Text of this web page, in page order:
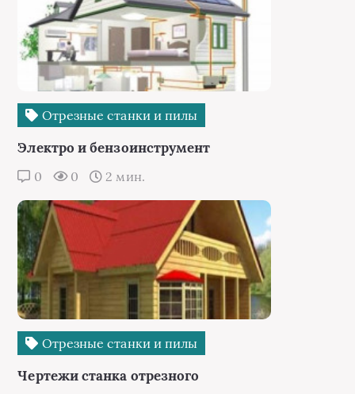
Отрезные станки и пилы
Электро и бензоинструмент
0 0 2 мин.
Отрезные станки и пилы
Чертежи станка отрезного